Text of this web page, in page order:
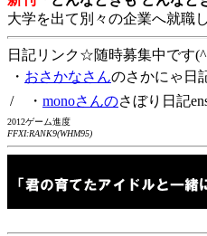
大学を出て別々の企業へ就職
日記リンク☆随時募集中です
・ おさかなさんのさかにゃ日
/ ・ monoさんのさぼり日記
2012ゲーム進度
FFXI:RANK9(WHM95)